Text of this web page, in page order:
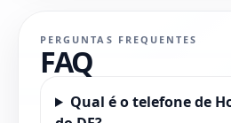
PERGUNTAS FREQUENTES
FAQ
Qual é o telefone de